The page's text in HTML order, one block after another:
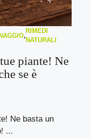
,
RIMEDI
NATURALI
piante! Ne
se è
Ne basta un
...